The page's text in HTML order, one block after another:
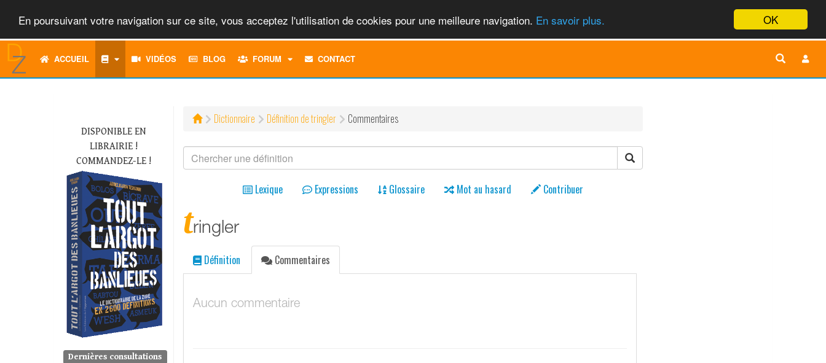
OK
En poursuivant votre navigation sur ce site, vous acceptez l'utilisation de cookies pour une meilleure navigation. En savoir plus.
ACCUEIL VIDÉOS BLOG FORUM
TOGGLECONTACT
DISPONIBLE EN
LIBRAIRIE !
COMMANDEZ-LE !
Dernières consultations
Dictionnaire Définition de tringler Commentaires
Lexique Expressions Glossaire Mot au hasard Contribuer
tringler
Définition Commentaires
Aucun commentaire